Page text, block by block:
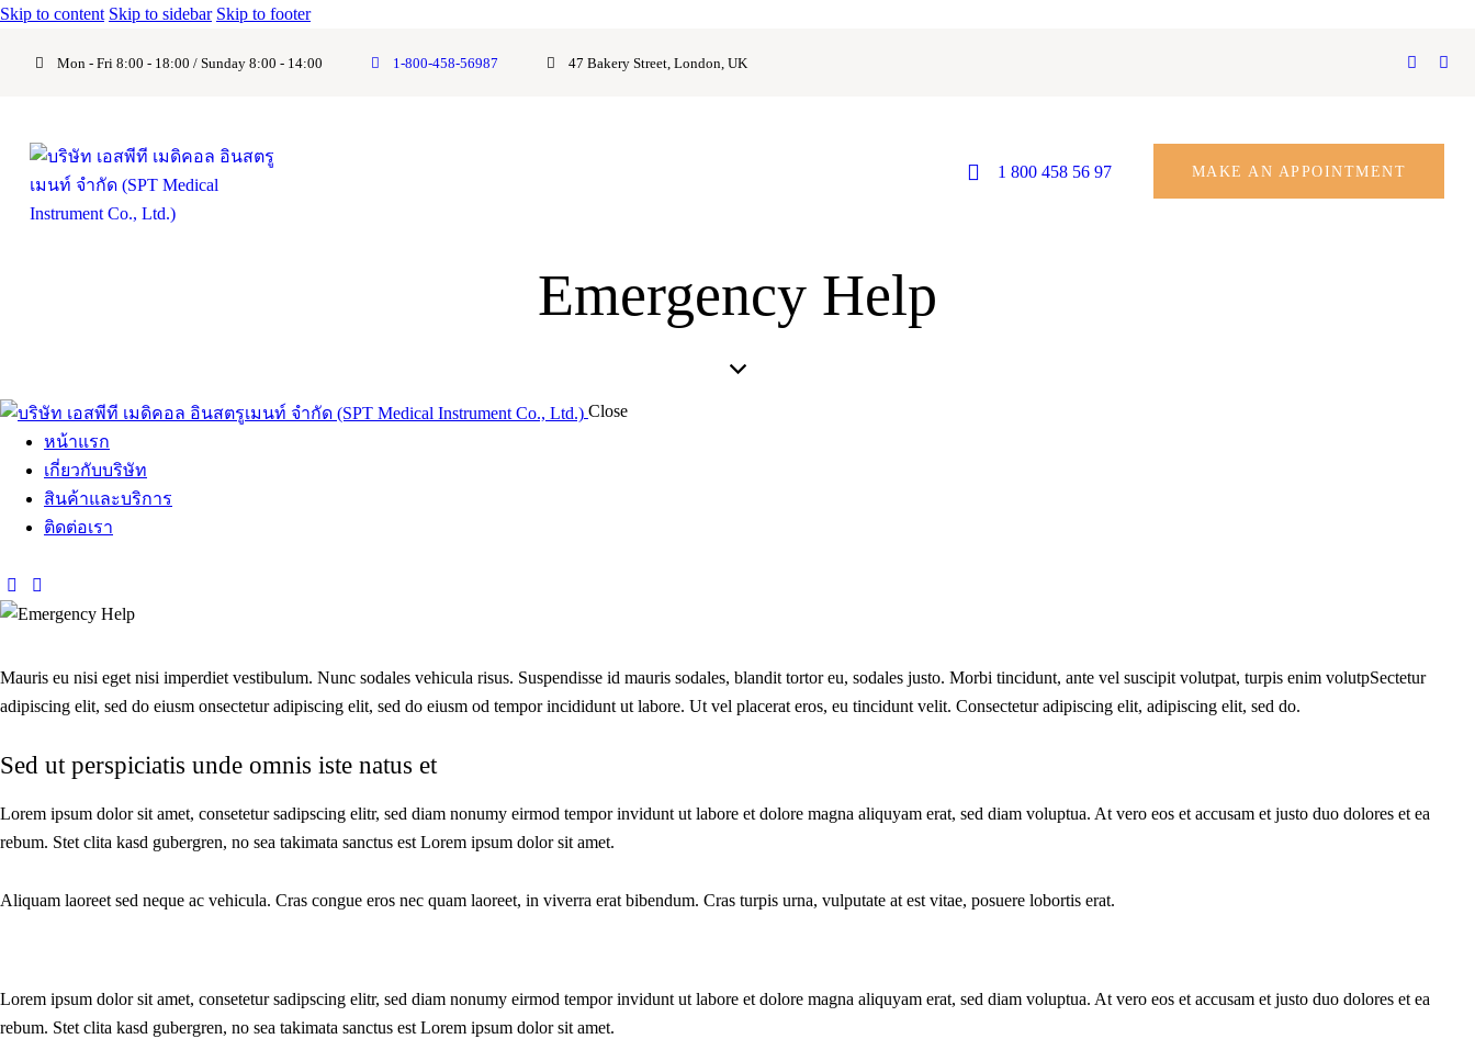
Skip to content Skip to sidebar Skip to footer
Mon - Fri 8:00 - 18:00 / Sunday 8:00 - 14:00 1-800-458-56987 47 Bakery Street, London, UK
1 800 458 56 97 MAKE AN APPOINTMENT
Emergency Help
Close
หน้าแรก
เกี่ยวกับบริษัท
สินค้าและบริการ
ติดต่อเรา
Mauris eu nisi eget nisi imperdiet vestibulum. Nunc sodales vehicula risus. Suspendisse id mauris sodales, blandit tortor eu, sodales justo. Morbi tincidunt, ante vel suscipit volutpat, turpis enim volutpSectetur
adipiscing elit, sed do eiusm onsectetur adipiscing elit, sed do eiusm od tempor incididunt ut labore. Ut vel placerat eros, eu tincidunt velit. Consectetur adipiscing elit, adipiscing elit, sed do.
Sed ut perspiciatis unde omnis iste natus et
Lorem ipsum dolor sit amet, consetetur sadipscing elitr, sed diam nonumy eirmod tempor invidunt ut labore et dolore magna aliquyam erat, sed diam voluptua. At vero eos et accusam et justo duo dolores et ea
rebum. Stet clita kasd gubergren, no sea takimata sanctus est Lorem ipsum dolor sit amet.
Aliquam laoreet sed neque ac vehicula. Cras congue eros nec quam laoreet, in viverra erat bibendum. Cras turpis urna, vulputate at est vitae, posuere lobortis erat.
Lorem ipsum dolor sit amet, consetetur sadipscing elitr, sed diam nonumy eirmod tempor invidunt ut labore et dolore magna aliquyam erat, sed diam voluptua. At vero eos et accusam et justo duo dolores et ea
rebum. Stet clita kasd gubergren, no sea takimata sanctus est Lorem ipsum dolor sit amet.